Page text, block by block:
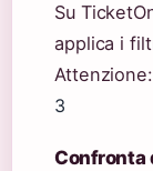
Su
applica i
3
Confronta